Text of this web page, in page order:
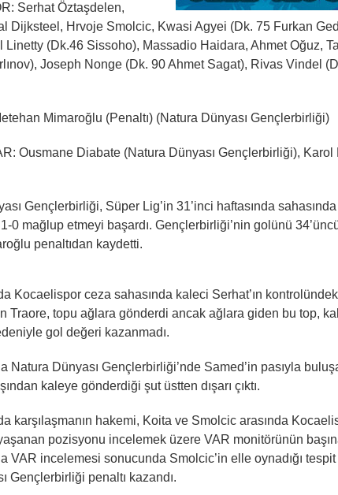
Serhat Öztaşdelen,
Dijksteel, Hrvoje Smolcic, Kwasi Agyei (Dk. 75 Furkan
Linetty (Dk.46 Sissoho), Massadio Haidara, Ahmet Oğuz,
Joseph Nonge (Dk. 90 Ahmet Sagat), Rivas Vindel
Mimaroğlu (Penaltı) (Natura Dünyası Gençlerbirliği)
Ousmane Diabate (Natura Dünyası Gençlerbirliği), Karol
Gençlerbirliği, Süper Lig’in 31’inci haftasında sahasında
0 mağlup etmeyi başardı. Gençlerbirliği’nin golünü
penaltıdan kaydetti.
Kocaelispor ceza sahasında kaleci Serhat’ın
Traore, topu ağlara gönderdi ancak ağlara giden bu top,
gol değeri kazanmadı.
Natura Dünyası Gençlerbirliği’nde Samed’in pasıyla
kaleye gönderdiği şut üstten dışarı çıktı.
karşılaşmanın hakemi, Koita ve Smolcic arasında
pozisyonu incelemek üzere VAR monitörünün
VAR incelemesi sonucunda Smolcic’in elle oynadığı
Gençlerbirliği penaltı kazandı.